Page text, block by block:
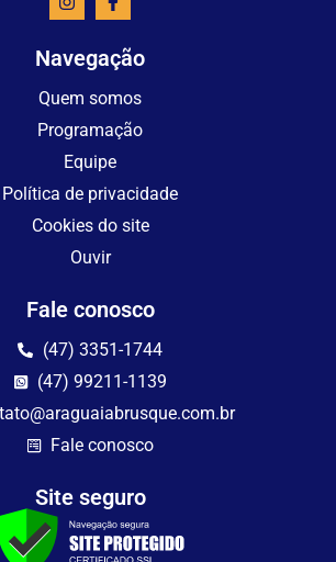
Navegação
Quem somos
Programação
Equipe
Política de privacidade
Cookies do site
Ouvir
Fale conosco
(47) 3351-1744
(47) 99211-1139
Fale conosco
Site seguro